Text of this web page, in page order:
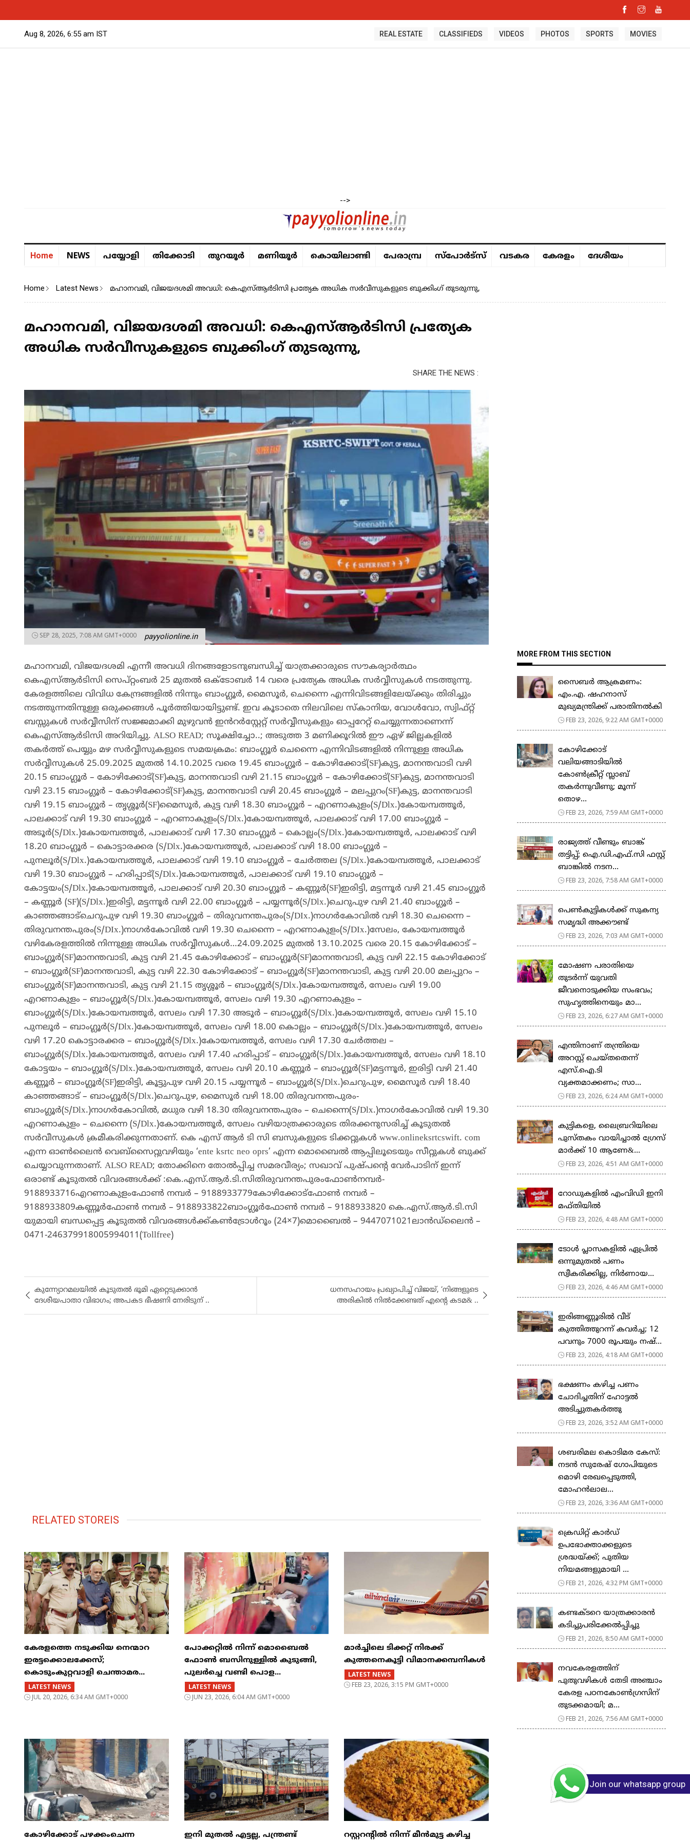
Aug 8, 2026, 6:55 am IST REAL ESTATE CLASSIFIEDS VIDEOS PHOTOS SPORTS MOVIES
-->
Home NEWS പയ്യോളി തിക്കോടി തുറയൂര്‍ മണിയൂര്‍ കൊയിലാണ്ടി പേരാമ്പ്ര സ്പോർട്സ് വടകര കേരളം ദേശീയം
Home Latest News മഹാനവമി, വിജയദശമി അവധി: കെഎസ്ആർടിസി പ്രത്യേക അധിക സർവീസുകളുടെ ബുക്കിംഗ് തുടരുന്നു,
മഹാനവമി, വിജയദശമി അവധി: കെഎസ്ആർടിസി പ്രത്യേക
അധിക സർവീസുകളുടെ ബുക്കിംഗ് തുടരുന്നു,
SHARE THE NEWS :
SEP 28, 2025, 7:08 AM GMT+0000 payyolionline.in
മഹാനവമി, വിജയദശമി എന്നീ അവധി ദിനങ്ങളോടനുബന്ധിച്ച് യാത്രക്കാരുടെ സൗകര്യാർത്ഥം
കെഎസ്ആർടിസി സെപ്റ്റംബർ 25 മുതൽ ഒക്ടോബർ 14 വരെ പ്രത്യേക അധിക സർവ്വീസുകൾ നടത്തുന്നു.
കേരളത്തിലെ വിവിധ കേന്ദ്രങ്ങളിൽ നിന്നും ബാംഗ്ലൂർ, മൈസൂർ, ചെന്നൈ എന്നിവിടങ്ങളിലേയ്ക്കും തിരിച്ചും
നടത്തുന്നതിനുള്ള ഒരുക്കങ്ങൾ പൂർത്തിയായിട്ടുണ്ട്. ഇവ കൂടാതെ നിലവിലെ സ്കാനിയ, വോൾവോ, സ്വിഫ്റ്റ്
ബസ്സുകൾ സർവ്വീസിന് സജ്ജമാക്കി മുഴുവൻ ഇൻറർസ്റ്റേറ്റ് സർവ്വീസുകളും ഓപ്പറേറ്റ് ചെയ്യുന്നതാണെന്ന്
കെഎസ്ആർടിസി അറിയിച്ചു. ALSO READ; സൂക്ഷിച്ചോ..; അടുത്ത 3 മണിക്കൂറിൽ ഈ ഏഴ് ജില്ലകളിൽ
തകർത്ത് പെയ്യും മഴ സർവ്വീസുകളുടെ സമയക്രമം: ബാംഗ്ലൂർ ചെന്നൈ എന്നിവിടങ്ങളിൽ നിന്നുള്ള അധിക
സർവ്വീസുകൾ 25.09.2025 മുതൽ 14.10.2025 വരെ 19.45 ബാംഗ്ലൂർ – കോഴിക്കോട്(SF)കുട്ട, മാനന്തവാടി വഴി
20.15 ബാംഗ്ലൂർ – കോഴിക്കോട്(SF)കുട്ട, മാനന്തവാടി വഴി 21.15 ബാംഗ്ലൂർ – കോഴിക്കോട്(SF)കുട്ട, മാനന്തവാടി
വഴി 23.15 ബാംഗ്ലൂർ – കോഴിക്കോട്(SF)കുട്ട, മാനന്തവാടി വഴി 20.45 ബാംഗ്ലൂർ – മലപ്പുറം(SF)കുട്ട, മാനന്തവാടി
വഴി 19.15 ബാംഗ്ലൂർ – തൃശ്ശൂർ(SF)മൈസൂർ, കുട്ട വഴി 18.30 ബാംഗ്ലൂർ – എറണാകുളം(S/Dlx.)കോയമ്പത്തൂർ,
പാലക്കാട് വഴി 19.30 ബാംഗ്ലൂർ – എറണാകുളം(S/Dlx.)കോയമ്പത്തൂർ, പാലക്കാട് വഴി 17.00 ബാംഗ്ലൂർ –
അടൂർ(S/Dlx.)കോയമ്പത്തൂർ, പാലക്കാട് വഴി 17.30 ബാംഗ്ലൂർ – കൊല്ലം(S/Dlx.)കോയമ്പത്തൂർ, പാലക്കാട് വഴി
18.20 ബാംഗ്ലൂർ – കൊട്ടാരക്കര (S/Dlx.)കോയമ്പത്തൂർ, പാലക്കാട് വഴി 18.00 ബാംഗ്ലൂർ –
പുനലൂർ(S/Dlx.)കോയമ്പത്തൂർ, പാലക്കാട് വഴി 19.10 ബാംഗ്ലൂർ – ചേർത്തല (S/Dlx.)കോയമ്പത്തൂർ, പാലക്കാട്
വഴി 19.30 ബാംഗ്ലൂർ – ഹരിപ്പാട്(S/Dlx.)കോയമ്പത്തൂർ, പാലക്കാട് വഴി 19.10 ബാംഗ്ലൂർ –
കോട്ടയം(S/Dlx.)കോയമ്പത്തൂർ, പാലക്കാട് വഴി 20.30 ബാംഗ്ലൂർ – കണ്ണൂർ(SF)ഇരിട്ടി, മട്ടന്നൂർ വഴി 21.45 ബാംഗ്ലൂർ
– കണ്ണൂർ (SF)(S/Dlx.)ഇരിട്ടി, മട്ടന്നൂർ വഴി 22.00 ബാംഗ്ലൂർ – പയ്യന്നൂർ(S/Dlx.)ചെറുപുഴ വഴി 21.40 ബാംഗ്ലൂർ –
കാഞ്ഞങ്ങാട്ചെറുപുഴ വഴി 19.30 ബാംഗ്ലൂർ – തിരുവനന്തപുരം(S/DIx.)നാഗർകോവിൽ വഴി 18.30 ചെന്നൈ –
തിരുവനന്തപുരം(S/DIx.)നാഗർകോവിൽ വഴി 19.30 ചെന്നൈ – എറണാകുളം(S/DIx.)സേലം, കോയമ്പത്തൂർ
വഴികേരളത്തിൽ നിന്നുള്ള അധിക സർവ്വീസുകൾ…24.09.2025 മുതൽ 13.10.2025 വരെ 20.15 കോഴിക്കോട് –
ബാംഗ്ലൂർ(SF)മാനന്തവാടി, കുട്ട വഴി 21.45 കോഴിക്കോട് – ബാംഗ്ലൂർ(SF)മാനന്തവാടി, കുട്ട വഴി 22.15 കോഴിക്കോട്
– ബാംഗ്ലൂർ(SF)മാനന്തവാടി, കുട്ട വഴി 22.30 കോഴിക്കോട് – ബാംഗ്ലൂർ(SF)മാനന്തവാടി, കുട്ട വഴി 20.00 മലപ്പുറം –
ബാംഗ്ലൂർ(SF)മാനന്തവാടി, കുട്ട വഴി 21.15 തൃശ്ശൂർ – ബാംഗ്ലൂർ(S/Dlx.)കോയമ്പത്തൂർ, സേലം വഴി 19.00
എറണാകുളം – ബാംഗ്ലൂർ(S/Dlx.)കോയമ്പത്തൂർ, സേലം വഴി 19.30 എറണാകുളം –
ബാംഗ്ലൂർ(S/Dlx.)കോയമ്പത്തൂർ, സേലം വഴി 17.30 അടൂർ – ബാംഗ്ലൂർ(S/Dlx.)കോയമ്പത്തൂർ, സേലം വഴി 15.10
പുനലൂർ – ബാംഗ്ലൂർ(S/Dlx.)കോയമ്പത്തൂർ, സേലം വഴി 18.00 കൊല്ലം – ബാംഗ്ലൂർ(S/Dlx.)കോയമ്പത്തൂർ, സേലം
വഴി 17.20 കൊട്ടാരക്കര – ബാംഗ്ലൂർ(S/Dlx.)കോയമ്പത്തൂർ, സേലം വഴി 17.30 ചേർത്തല –
ബാംഗ്ലൂർ(S/Dlx.)കോയമ്പത്തൂർ, സേലം വഴി 17.40 ഹരിപ്പാട് – ബാംഗ്ലൂർ(S/Dlx.)കോയമ്പത്തൂർ, സേലം വഴി 18.10
കോട്ടയം – ബാംഗ്ലൂർ(S/Dlx.)കോയമ്പത്തൂർ, സേലം വഴി 20.10 കണ്ണൂർ – ബാംഗ്ലൂർ(SF)മട്ടന്നൂർ, ഇരിട്ടി വഴി 21.40
കണ്ണൂർ – ബാംഗ്ലൂർ(SF)ഇരിട്ടി, കൂട്ടുപുഴ വഴി 20.15 പയ്യന്നൂർ – ബാംഗ്ലൂർ(S/Dlx.)ചെറുപുഴ, മൈസൂർ വഴി 18.40
കാഞ്ഞങ്ങാട് – ബാംഗ്ലൂർ(S/Dlx.)ചെറുപുഴ, മൈസൂർ വഴി 18.00 തിരുവനന്തപുരം-
ബാംഗ്ലൂർ(S/Dlx.)നാഗർകോവിൽ, മധുര വഴി 18.30 തിരുവനന്തപുരം – ചെന്നൈ(S/Dlx.)നാഗർകോവിൽ വഴി 19.30
എറണാകുളം – ചെന്നൈ (S/Dlx.)കോയമ്പത്തൂർ, സേലം വഴിയാത്രക്കാരുടെ തിരക്കനുസരിച്ച് കൂടുതൽ
സർവീസുകൾ ക്രമീകരിക്കുന്നതാണ്. കെ എസ് ആർ ടി സി ബസുകളുടെ ടിക്കറ്റുകൾ www.onlineksrtcswift. com
എന്ന ഓൺലൈൻ വെബ്സൈറ്റുവഴിയും ‘ente ksrtc neo oprs’ എന്ന മൊബൈൽ ആപ്പിലൂടെയും സീറ്റുകൾ ബുക്ക്
ചെയ്യാവുന്നതാണ്. ALSO READ; തോക്കിനെ തോൽപ്പിച്ച സമരവീര്യം; സഖാവ്‌ പുഷ്പന്റെ വേർപാടിന് ഇന്ന്
ഒരാണ്ട് കൂടുതൽ വിവരങ്ങൾക്ക് :കെ.എസ്.ആർ.ടി.സിതിരുവനന്തപുരംഫോൺനമ്പർ-
9188933716എറണാകുളംഫോൺ നമ്പർ – 9188933779കോഴിക്കോട്ഫോൺ നമ്പർ –
9188933809കണ്ണൂർഫോൺ നമ്പർ – 9188933822ബാംഗ്ലൂർഫോൺ നമ്പർ – 9188933820 കെ.എസ്.ആർ.ടി.സി
യുമായി ബന്ധപ്പെട്ട കൂടുതൽ വിവരങ്ങൾക്ക്കൺട്രോൾറൂം (24×7)മൊബൈൽ – 9447071021ലാൻഡ്‌ലൈൻ –
0471-246379918005994011(Tollfree)
കുന്ന്യോറമലയിൽ കൂടുതൽ ഭൂമി ഏറ്റെടുക്കാൻ
ദേശീയപാതാ വിഭാഗം; അപകട ഭീഷണി നേരിടുന് ..
ധനസഹായം പ്രഖ്യാപിച്ച് വിജയ്, ‘നിങ്ങളുടെ
അരികിൽ നിൽക്കേണ്ടത് എന്‍റെ കടമ& ..
RELATED STOREIS
കേരളത്തെ നടുക്കിയ നെന്മാറ
ഇരട്ടക്കൊലക്കേസ്;
കൊടുംകുറ്റവാളി ചെന്താമര...
LATEST NEWS
JUL 20, 2026, 6:34 AM GMT+0000
പോക്കറ്റിൽ നിന്ന് മൊബൈൽ
ഫോൺ ബസിനുള്ളിൽ കുടുങ്ങി,
പുലർച്ചെ വണ്ടി പൊള...
LATEST NEWS
JUN 23, 2026, 6:04 AM GMT+0000
മാർച്ചിലെ ടിക്കറ്റ് നിരക്ക്
കുത്തനെകൂട്ടി വിമാനക്കമ്പനികൾ
LATEST NEWS
FEB 23, 2026, 3:15 PM GMT+0000
കോഴിക്കോട് പഴക്കംചെന്ന ഇനി മുതൽ എട്ടല്ല, പന്ത്രണ്ട് റസ്റ്ററന്റില്‍ നിന്ന് മീന്‍മുട്ട കഴിച്ച
MORE FROM THIS SECTION
സൈബർ ആക്രമണം:
എം.എ. ഷഹനാസ്
മുഖ്യമന്ത്രിക്ക് പരാതിനൽകി
FEB 23, 2026, 9:22 AM GMT+0000
കോഴിക്കോട്
വലിയങ്ങാടിയിൽ
കോൺക്രീറ്റ് സ്ലാബ്
തകർന്നുവീണു; മൂന്ന്
തൊഴ...
FEB 23, 2026, 7:59 AM GMT+0000
രാജ്യത്ത് വീണ്ടും ബാങ്ക്
തട്ടിപ്പ്; ഐ.ഡി.എഫ്.സി ഫസ്റ്റ്
ബാങ്കിൽ നടന...
FEB 23, 2026, 7:58 AM GMT+0000
പെ​ൺ​കു​ട്ടി​ക​ൾ​ക്ക് സു​ക​ന്യ
സ​മൃ​ദ്ധി അ​ക്കൗ​ണ്ട്
FEB 23, 2026, 7:03 AM GMT+0000
മോഷണ പരാതിയെ
തുടര്‍ന്ന് യുവതി
ജീവനൊടുക്കിയ സംഭവം;
സുഹൃത്തിനെയും മാ...
FEB 23, 2026, 6:27 AM GMT+0000
എന്തിനാണ് തന്ത്രിയെ
അറസ്റ്റ് ചെയ്തതെന്ന്
എസ്.ഐ.ടി
വ്യക്തമാക്കണം; സാ...
FEB 23, 2026, 6:24 AM GMT+0000
കുട്ടികളെ, ലൈബ്രറിയിലെ
പുസ്തകം വായിച്ചാല്‍ ഗ്രേസ്
മാര്‍ക്ക് 10 ആണേ&...
FEB 23, 2026, 4:51 AM GMT+0000
റോഡുകളില്‍ എംവിഡി ഇനി
മഫ്തിയില്‍
FEB 23, 2026, 4:48 AM GMT+0000
ടോള്‍ പ്ലാസകളില്‍ ഏപ്രില്‍
ഒന്നുമുതല്‍ പണം
സ്വീകരിക്കില്ല, നിര്‍ണായ...
FEB 23, 2026, 4:46 AM GMT+0000
ഇരിങ്ങണ്ണൂരിൽ വീട്
കുത്തിത്തുറന്ന് കവർച്ച; 12
പവനും 7000 രൂപയും നഷ്...
FEB 23, 2026, 4:18 AM GMT+0000
ഭക്ഷണം കഴിച്ച പണം
ചോദിച്ചതിന് ഹോട്ടൽ
അടിച്ചുതകർത്തു
FEB 23, 2026, 3:52 AM GMT+0000
ശബരിമല കൊടിമര കേസ്:
നടൻ സുരേഷ് ഗോപിയുടെ
മൊഴി രേഖപ്പെടുത്തി,
മോഹൻലാല...
FEB 23, 2026, 3:36 AM GMT+0000
ക്രെഡിറ്റ് കാർഡ്
ഉപഭോക്താക്കളുടെ
ശ്രദ്ധയ്ക്ക്; പുതിയ
നിയമങ്ങളുമായി ...
FEB 21, 2026, 4:32 PM GMT+0000
കണ്ടക്ടറെ യാത്രക്കാരൻ
കടിച്ചുപരിക്കേൽപ്പിച്ചു
FEB 21, 2026, 8:50 AM GMT+0000
നവകേരളത്തിന്
പുതുവഴികൾ തേടി അഞ്ചാം
കേരള പഠനകോൺഗ്രസിന്
തുടക്കമായി; മ...
FEB 21, 2026, 7:56 AM GMT+0000
Join our whatsapp group